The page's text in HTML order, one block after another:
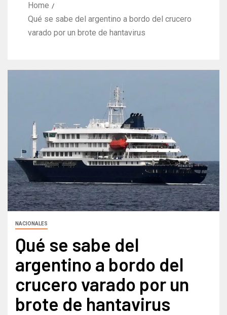
Home
Qué se sabe del argentino a bordo del crucero
varado por un brote de hantavirus
NACIONALES
Qué se sabe del
argentino a bordo del
crucero varado por un
brote de hantavirus